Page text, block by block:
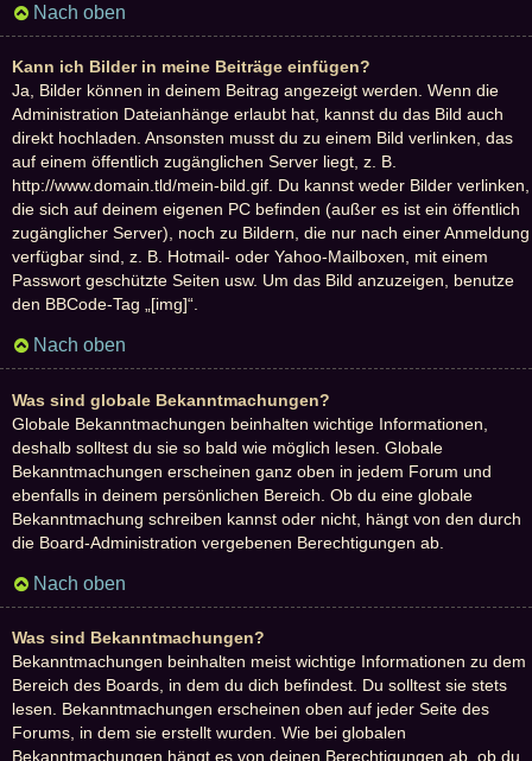
Nach oben
Kann ich Bilder in meine Beiträge einfügen?
Ja, Bilder können in deinem Beitrag angezeigt werden. Wenn die
Administration Dateianhänge erlaubt hat, kannst du das Bild auch
direkt hochladen. Ansonsten musst du zu einem Bild verlinken, das
auf einem öffentlich zugänglichen Server liegt, z. B.
http://www.domain.tld/mein-bild.gif. Du kannst weder Bilder verlinken,
die sich auf deinem eigenen PC befinden (außer es ist ein öffentlich
zugänglicher Server), noch zu Bildern, die nur nach einer Anmeldung
verfügbar sind, z. B. Hotmail- oder Yahoo-Mailboxen, mit einem
Passwort geschützte Seiten usw. Um das Bild anzuzeigen, benutze
den BBCode-Tag „[img]“.
Nach oben
Was sind globale Bekanntmachungen?
Globale Bekanntmachungen beinhalten wichtige Informationen,
deshalb solltest du sie so bald wie möglich lesen. Globale
Bekanntmachungen erscheinen ganz oben in jedem Forum und
ebenfalls in deinem persönlichen Bereich. Ob du eine globale
Bekanntmachung schreiben kannst oder nicht, hängt von den durch
die Board-Administration vergebenen Berechtigungen ab.
Nach oben
Was sind Bekanntmachungen?
Bekanntmachungen beinhalten meist wichtige Informationen zu dem
Bereich des Boards, in dem du dich befindest. Du solltest sie stets
lesen. Bekanntmachungen erscheinen oben auf jeder Seite des
Forums, in dem sie erstellt wurden. Wie bei globalen
Bekanntmachungen hängt es von deinen Berechtigungen ab, ob du